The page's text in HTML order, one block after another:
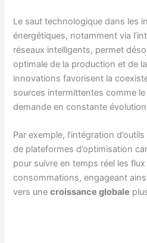
Le saut technologique dans les
énergétiques, notamment via
réseaux intelligents, permet
optimale de la production et de
innovations favorisent la
sources intermittentes comme le
demande en constante
Par exemple, l’intégration
de plateformes d’optimisation
pour suivre en temps réel les flux
consommations, engageant
vers unecroissance globale